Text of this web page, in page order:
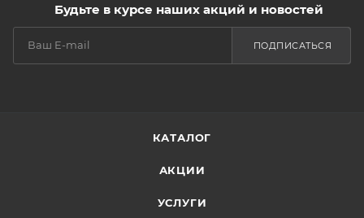
Будьте в курсе наших акций и новостей
ПОДПИСАТЬСЯ
КАТАЛОГ
АКЦИИ
УСЛУГИ